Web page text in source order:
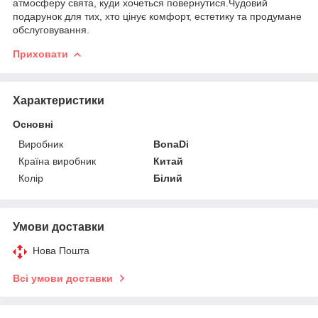
атмосферу свята, куди хочеться повернутися.Чудовий
подарунок для тих, хто цінує комфорт, естетику та продумане
обслуговування.
Приховати
Характеристики
Основні
Виробник
BonaDi
Країна виробник
Китай
Колір
Білий
Умови доставки
Нова Пошта
Всі умови доставки